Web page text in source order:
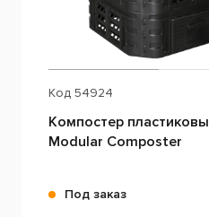
Код 54924
Компостер
Modular Composter
Под заказ